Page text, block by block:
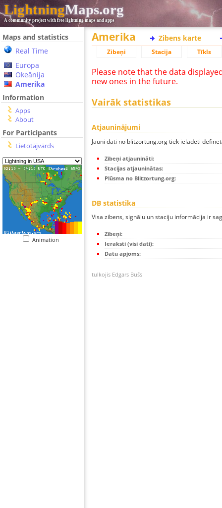
LightningMaps.org
A community project with free lightning maps and apps
Maps and statistics
Real Time
Europa
Okeānija
Amerika
Information
Apps
About
For Participants
Lietotājvārds
Animation
Amerika Zibens karte
Zibeņi Stacija Tīkls
Please note that the data
new ones in the future.
Vairāk statistikas
Atjauninājumi
Jauni dati no blitzortung.org tiek ielādēti
Zibeņi atjaunināti:
Stacijas atjauninātas:
Plūsma no Blitzortung.org:
DB statistika
Visa zibens, signālu un staciju informācija ir
Zibeņi:
Ieraksti (visi dati):
Datu apjoms:
tulkojis Edgars Bušs